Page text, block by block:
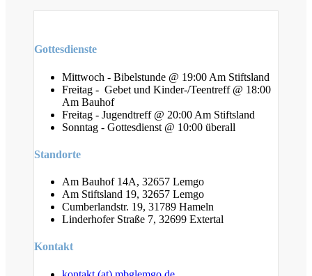
Gottesdienste
Mittwoch - Bibelstunde @ 19:00 Am Stiftsland
Freitag - Gebet und Kinder-/Teentreff @ 18:00
Am Bauhof
Freitag - Jugendtreff @ 20:00 Am Stiftsland
Sonntag - Gottesdienst @ 10:00 überall
Standorte
Am Bauhof 14A, 32657 Lemgo
Am Stiftsland 19, 32657 Lemgo
Cumberlandstr. 19, 31789 Hameln
Linderhofer Straße 7, 32699 Extertal
Kontakt